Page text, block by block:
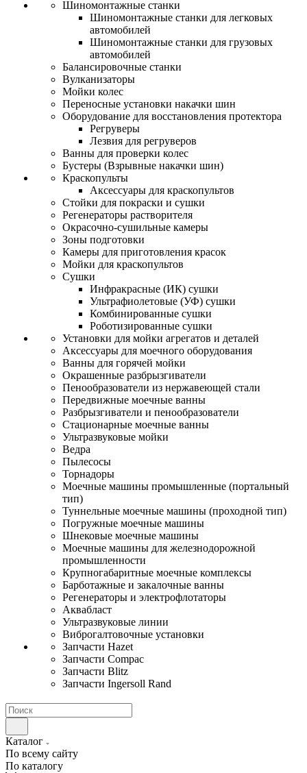
Шиномонтажные станки
Шиномонтажные станки для легковых
автомобилей
Шиномонтажные станки для грузовых
автомобилей
Балансировочные станки
Вулканизаторы
Мойки колес
Переносные установки накачки шин
Оборудование для восстановления протектора
Регруверы
Лезвия для регруверов
Ванны для проверки колес
Бустеры (Взрывные накачки шин)
Краскопульты
Аксессуары для краскопультов
Стойки для покраски и сушки
Регенераторы растворителя
Окрасочно-сушильные камеры
Зоны подготовки
Камеры для приготовления красок
Мойки для краскопультов
Сушки
Инфракрасные (ИК) сушки
Ультрафиолетовые (УФ) сушки
Комбинированные сушки
Роботизированные сушки
Установки для мойки агрегатов и деталей
Аксессуары для моечного оборудования
Ванны для горячей мойки
Окрашенные разбрызгиватели
Пенообразователи из нержавеющей стали
Передвижные моечные ванны
Разбрызгиватели и пенообразователи
Стационарные моечные ванны
Ультразвуковые мойки
Ведра
Пылесосы
Торнадоры
Моечные машины промышленные (портальный
тип)
Туннельные моечные машины (проходной тип)
Погружные моечные машины
Шнековые моечные машины
Моечные машины для железнодорожной
промышленности
Крупногабаритные моечные комплексы
Барботажные и закалочные ванны
Регенераторы и электрофлотаторы
Аквабласт
Ультразвуковые линии
Виброгалтовочные установки
Запчасти Hazet
Запчасти Compac
Запчасти Blitz
Запчасти Ingersoll Rand
Каталог
По всему сайту
По каталогу